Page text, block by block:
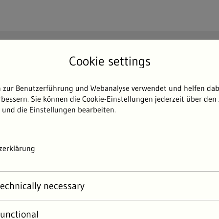
Themen Umweltdaten
Cookie settings
zur Benutzerführung und Webanalyse verwendet und helfen
Sie können die Cookie-Einstellungen jederzeit über
die Einstellungen bearbeiten.
necessary